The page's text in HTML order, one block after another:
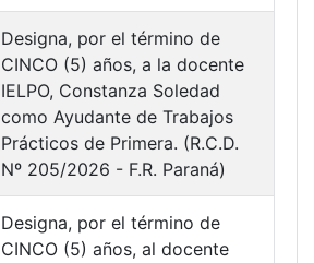
Designa, por el término de
CINCO (5) años, a la docente
IELPO, Constanza Soledad
como Ayudante de Trabajos
Prácticos de Primera. (R.C.D.
Nº 205/2026 - F.R. Paraná)
Designa, por el término de
CINCO (5) años, al docente